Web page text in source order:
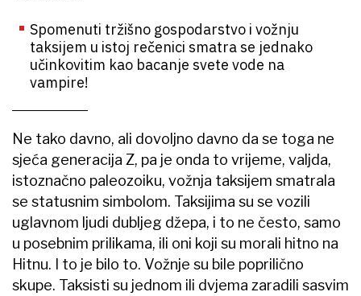
Spomenuti tržišno gospodarstvo i vožnju
taksijem u istoj rečenici smatra se jednako
učinkovitim kao bacanje svete vode na
vampire!
Ne tako davno, ali dovoljno davno da se toga ne
sjeća generacija Z, pa je onda to vrijeme, valjda,
istoznačno paleozoiku, vožnja taksijem smatrala
se statusnim simbolom. Taksijima su se vozili
uglavnom ljudi dubljeg džepa, i to ne često, samo
u posebnim prilikama, ili oni koji su morali hitno na
Hitnu. I to je bilo to. Vožnje su bile poprilično
skupe. Taksisti su jednom ili dvjema zaradili sasvim